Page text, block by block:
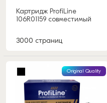
Картридж ProfiLine
106R01159 совместимый
3000 страниц
Original Quality